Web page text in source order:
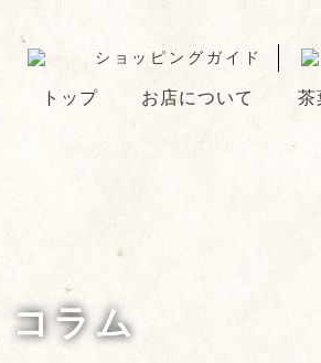
ショッピングガイド
トップ お店について 茶
コラム